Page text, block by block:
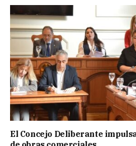
El Concejo Deliberante